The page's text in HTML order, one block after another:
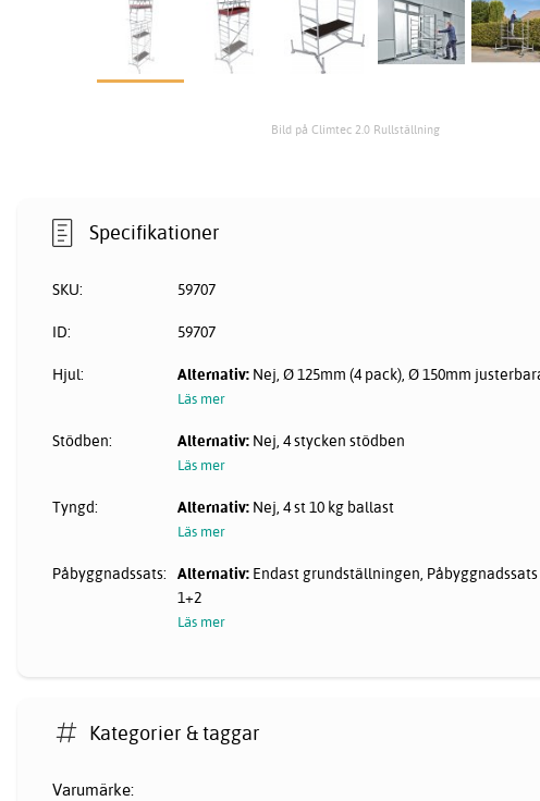
Bild på Climtec 2.0 Rullställning
Specifikationer
SKU: 59707
ID: 59707
Hjul: Alternativ: Nej, Ø 125mm (4 pack), Ø 150mm
Läs mer
Stödben: Alternativ: Nej, 4 stycken stödben
Läs mer
Tyngd: Alternativ: Nej, 4 st 10 kg ballast
Läs mer
Påbyggnadssats: Alternativ: Endast grundställningen,
1+2
Läs mer
Kategorier & taggar
Varumärke: